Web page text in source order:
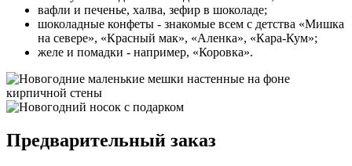
вафли и печенье, халва, зефир в шоколаде;
шоколадные конфеты - знакомые всем с детства «Мишка
на севере», «Красный мак», «Аленка», «Кара-Кум»;
желе и помадки - например, «Коровка».
Предварительный заказ